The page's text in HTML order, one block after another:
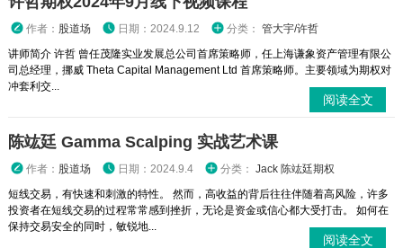
作者： 股道场 日期：2024.9.12 分类： 管大宇/许哲
讲师简介 许哲 曾任茂隆实业发展总公司首席策略师，任上海谦象资产管理有限公
司总经理，挪威 Theta Capital Management Ltd 首席策略师。主要领域为期权对
冲套利交...
阅读全文
陈竑廷 Gamma Scalping 实战艺术课
作者： 股道场 日期：2024.9.4 分类： Jack 陈竑廷期权
短线交易，有快速和刺激的特性。 然而，高收益的背后往往伴随着高风险，许多
投资者在短线交易的过程常常感到挫折，无论是资金或信心都大受打击。 如何在
保持交易安全的同时，敏锐地...
阅读全文